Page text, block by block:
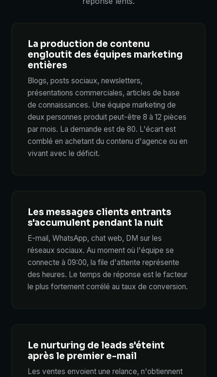
La production de contenu
engloutit des équipes marketing
entières
Blogs, posts sociaux, newsletters,
présentations commerciales, articles de base
de connaissances. Une équipe marketing de
deux personnes produit peut-être 8 à 12 pièces
par mois. La demande est de 80. L'écart est
comblé en achetant du contenu d'agence ou en
vivant avec le déficit.
Les messages clients entrants
s'accumulent pendant la nuit
E-mail, WhatsApp, chat web, DM sur les
réseaux sociaux. Au moment où l'équipe se
connecte à 09:00, la file d'attente représente
des heures. Le temps de réponse est le facteur
le plus fortement corrélé au taux de conversion.
Le nurturing de leads s'éteint
après le premier e-mail
Les ventes envoient une relance, n'obtiennent